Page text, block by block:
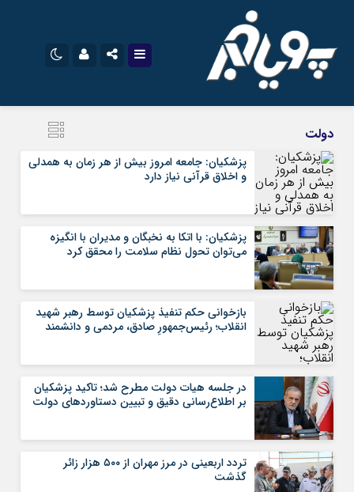
سروش
ایتا
آپارات
رمز عبور
مرا به خاطر بسپار
دولت
پزشکیان: جامعه امروز بیش از هر زمان به همدلی
و اخلاق قرآنی نیاز دارد
پزشکیان: با اتکا به نخبگان و مدیران با انگیزه
می‌توان تحول نظام سلامت را محقق کرد
بازخوانی حکم تنفیذ پزشکیان توسط رهبر شهید
انقلاب؛ رئیس‌جمهورِ صادق، مردمی و دانشمند
در جلسه هیات دولت مطرح شد؛ تاکید پزشکیان
بر اطلاع‌رسانی دقیق و تبیین دستاوردهای دولت
تردد اربعینی در مرز مهران از ۵۰۰ هزار زائر
گذشت